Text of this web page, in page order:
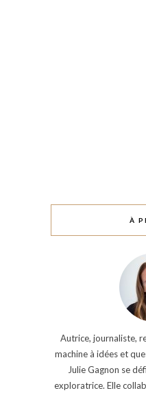
À
Autrice, journaliste,
machine à idées et
Julie Gagnon se
exploratrice. Elle